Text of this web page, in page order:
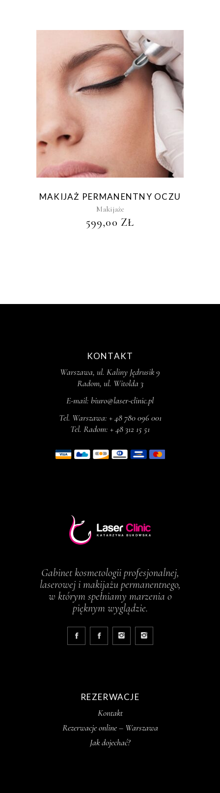
MAKIJAŻ PERMANENTNY OCZU
Makijaże
599,00 ZŁ
KONTAKT
Warszawa, ul. Kaliny Jędrusik 9
Radom, ul. Witolda 3
E-mail: biuro@laser-clinic.pl
Tel. Warszawa: + 48 780 096 001
Tel. Radom: + 48 312 15 51
Gabinet kosmetologii profesjonalnej,
laserowej i makijażu permanentnego,
w którym spełniamy marzenia o
pięknym wyglądzie.
REZERWACJE
Kontakt
Rezerwacje online – Warszawa
Jak dojechać?